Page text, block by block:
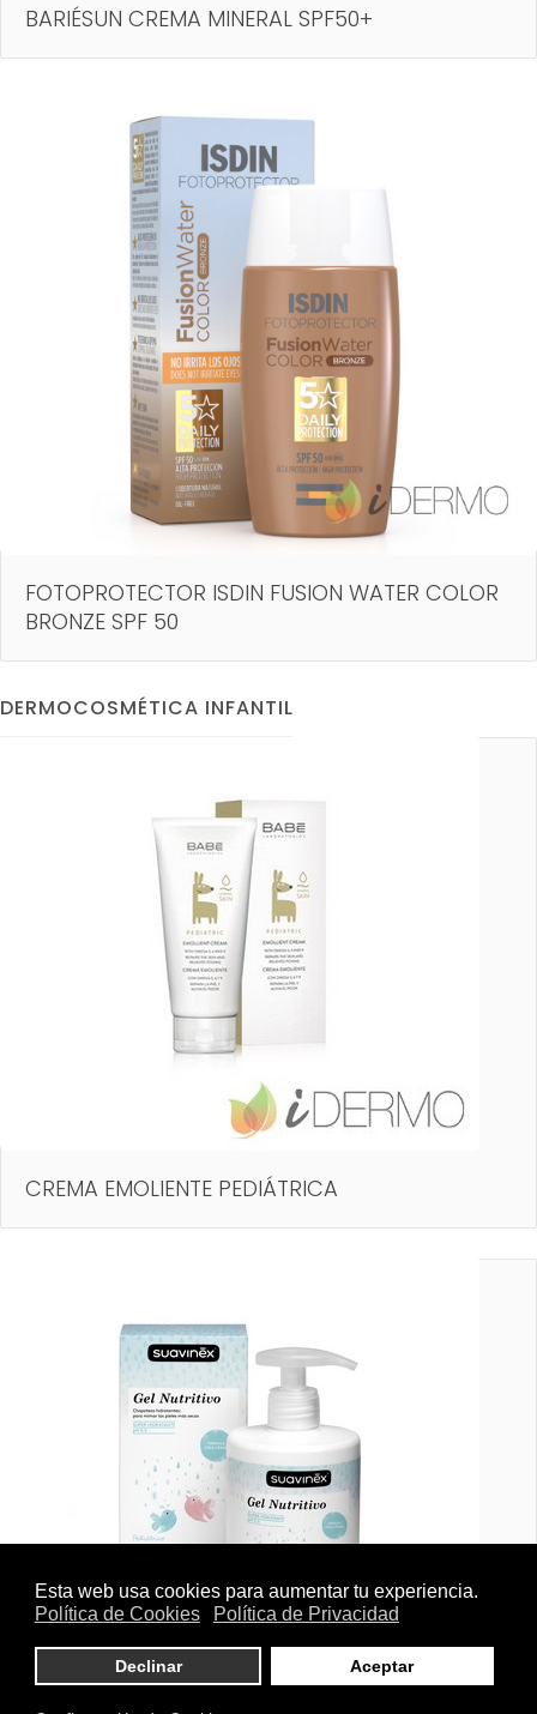
BARIÉSUN CREMA MINERAL SPF50+
FOTOPROTECTOR ISDIN FUSION WATER COLOR
BRONZE SPF 50
DERMOCOSMÉTICA INFANTIL
CREMA EMOLIENTE PEDIÁTRICA